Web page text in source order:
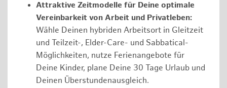
Attraktive Zeitmodelle für Deine optimale
Vereinbarkeit von Arbeit und Privatleben:
Wähle Deinen hybriden Arbeitsort in Gleitzeit
und Teilzeit-, Elder-Care- und Sabbatical-
Möglichkeiten, nutze Ferienangebote für
Deine Kinder, plane Deine 30 Tage Urlaub und
Deinen Überstundenausgleich.